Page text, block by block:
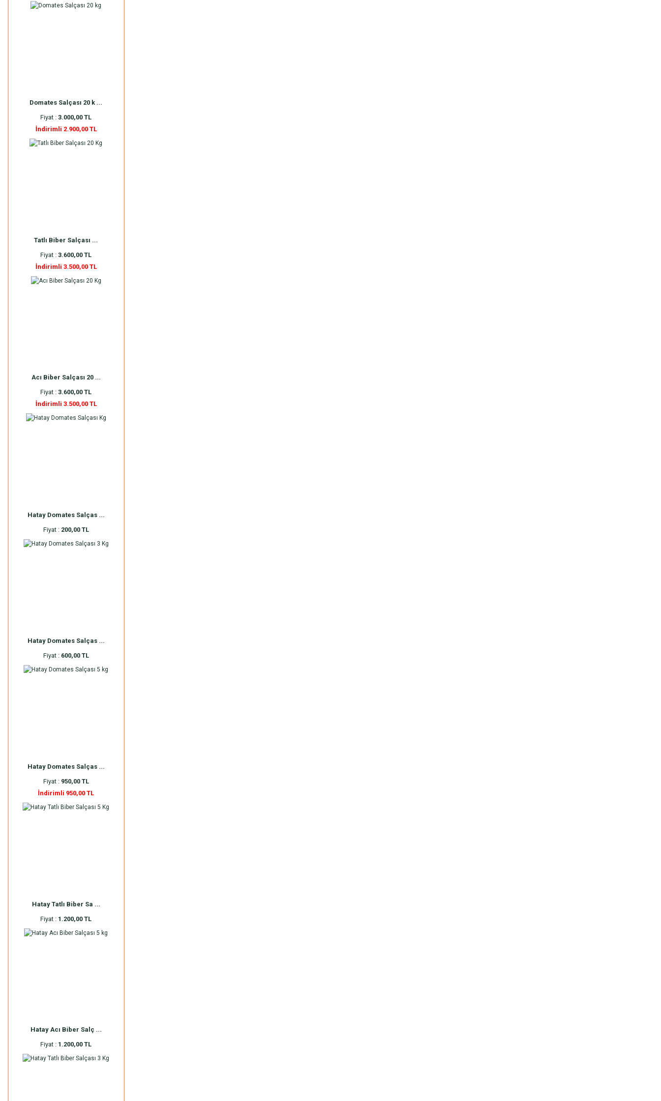
Domates Salçası 20 k ...
Fiyat :3.000,00 TL
İndirimli 2.900,00 TL
Tatlı Biber Salçası ...
Fiyat :3.600,00 TL
İndirimli 3.500,00 TL
Acı Biber Salçası 20 ...
Fiyat :3.600,00 TL
İndirimli 3.500,00 TL
Hatay Domates Salças ...
Fiyat : 200,00 TL
Hatay Domates Salças ...
Fiyat : 600,00 TL
Hatay Domates Salças ...
Fiyat : 950,00 TL
İndirimli 950,00 TL
Hatay Tatlı Biber Sa ...
Fiyat : 1.200,00 TL
Hatay Acı Biber Salç ...
Fiyat : 1.200,00 TL